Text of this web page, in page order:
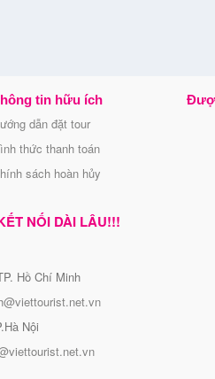
tin hữu ích
dẫn đặt tour
thức thanh toán
sách hoàn hủy
NỐI DÀI LÂU!!!
Hồ Chí Minh
Nội